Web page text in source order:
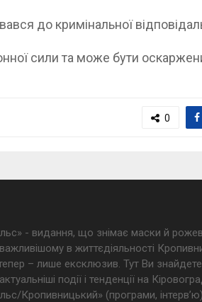
до кримінальної
сили та може бути
0
- видання, що знімає маски й
в життєдіяльності
– лише ексклюзив. Тут Ви знайдете
події і тенденції на
Кропивницький» (програми,